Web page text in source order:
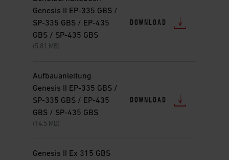
Genesis II EP-335 GBS /
SP-335 GBS / EP-435
GBS / SP-435 GBS
(5.81 MB)
DOWNLOAD
Aufbauanleitung
Genesis II EP-335 GBS /
SP-335 GBS / EP-435
GBS / SP-435 GBS
(14.5 MB)
DOWNLOAD
Genesis II Ex 315 GBS